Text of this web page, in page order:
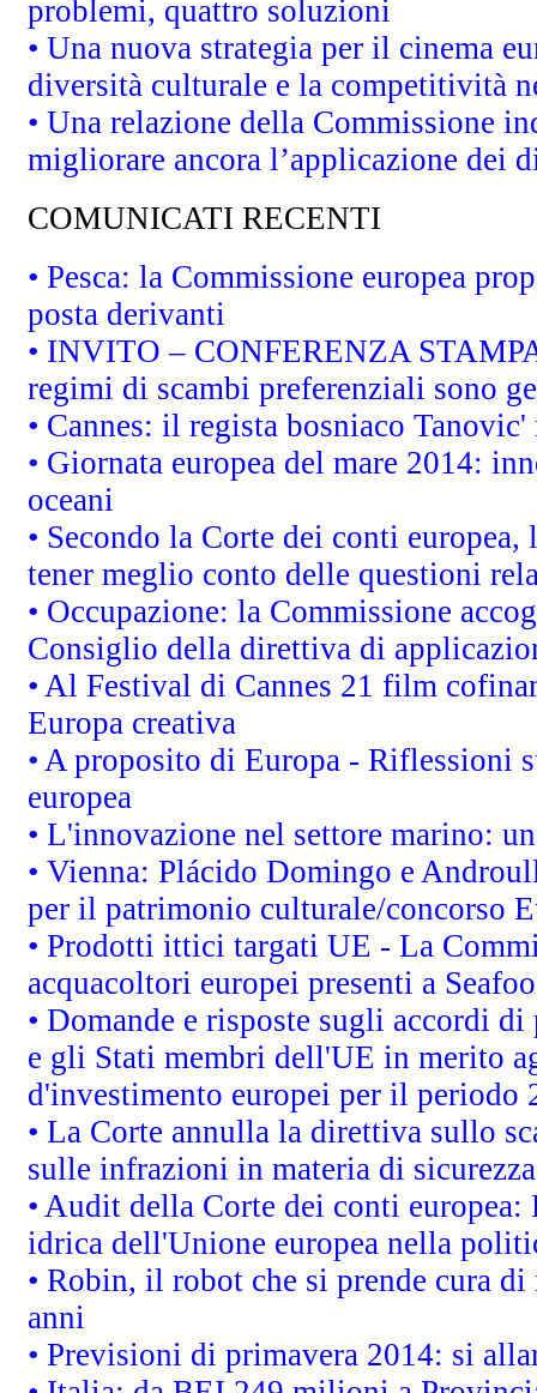
problemi, quattro soluzioni
• Una nuova strategia per il cinema
diversità culturale e la competitività
• Una relazione della Commissione
migliorare ancora l’applicazione dei
COMUNICATI RECENTI
• Pesca: la Commissione europea
posta derivanti
• INVITO – CONFERENZA
regimi di scambi preferenziali sono
• Cannes: il regista bosniaco
• Giornata europea del mare 2014:
oceani
• Secondo la Corte dei conti
tener meglio conto delle questioni
• Occupazione: la Commissione
Consiglio della direttiva di
• Al Festival di Cannes 21 film
Europa creativa
• A proposito di Europa - Riflessioni
europea
• L'innovazione nel settore marino:
• Vienna: Plácido Domingo e
per il patrimonio culturale/concorso
• Prodotti ittici targati UE - La
acquacoltori europei presenti a
• Domande e risposte sugli accordi
e gli Stati membri dell'UE in merito
d'investimento europei per il periodo
• La Corte annulla la direttiva sullo
sulle infrazioni in materia di
• Audit della Corte dei conti
idrica dell'Unione europea nella
• Robin, il robot che si prende cura
anni
• Previsioni di primavera 2014: si